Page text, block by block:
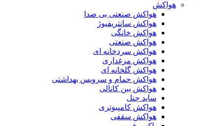
هواکش
هواکش صنعتی بی صدا
هواکش سانتریفیوژ
هواکش خانگی
هواکش صنعتی
هواکش سردخانه ای
هواکش مرغداری
هواکش گلخانه ای
هواکش حمام و سرویس بهداشتی
هواکش بین کانالی
ساید چنل
هواکش کامپیوتری
هواکش سقفی